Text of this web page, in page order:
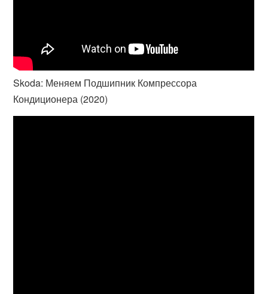
Skoda: Меняем Подшипник Компрессора
Кондиционера (2020)